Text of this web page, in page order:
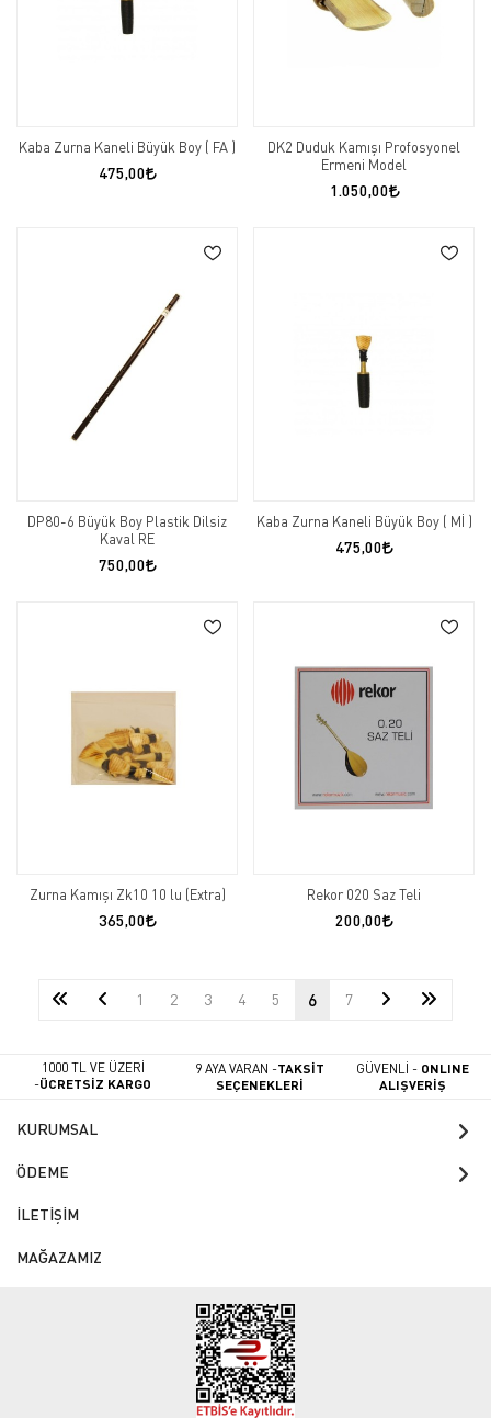
Kaba Zurna Kaneli Büyük Boy ( FA )
475,00
DK2 Duduk Kamışı Profosyonel
Ermeni Model
1.050,00
DP80-6 Büyük Boy Plastik Dilsiz
Kaval RE
750,00
Kaba Zurna Kaneli Büyük Boy ( Mİ )
475,00
Zurna Kamışı Zk10 10 lu (Extra)
365,00
Rekor 020 Saz Teli
200,00
1 2 3 4 5 6 7
1000 TL VE ÜZERİ
-ÜCRETSİZ KARGO
9 AYA VARAN -TAKSİT
SEÇENEKLERİ
GÜVENLİ - ONLINE
ALIŞVERİŞ
KURUMSAL
ÖDEME
İLETİŞİM
MAĞAZAMIZ